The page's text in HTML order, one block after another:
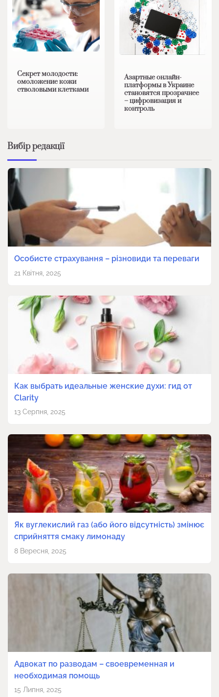
Секрет молодости:
омоложение кожи
стволовыми клетками
Азартные онлайн-
платформы в Украине
становятся прозрачнее
– цифровизация и
контроль
Вибір редакції
Особисте страхування – різновиди та переваги
21 Квітня, 2025
Как выбрать идеальные женские духи: гид от
Clarity
13 Серпня, 2025
Як вуглекислий газ (або його відсутність) змінює
сприйняття смаку лимонаду
8 Вересня, 2025
Адвокат по разводам – своевременная и
необходимая помощь
15 Липня, 2025